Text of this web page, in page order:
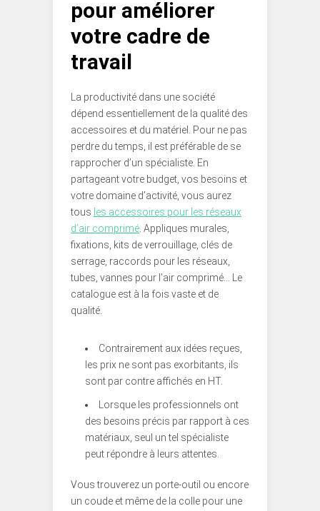
pour améliorer
votre cadre de
travail
La productivité dans une société
dépend essentiellement de la qualité des
accessoires et du matériel. Pour ne pas
perdre du temps, il est préférable de se
rapprocher d’un spécialiste. En
partageant votre budget, vos besoins et
votre domaine d’activité, vous aurez
tous les accessoires pour les réseaux
d’air comprimé . Appliques murales,
fixations, kits de verrouillage, clés de
serrage, raccords pour les réseaux,
tubes, vannes pour l’air comprimé… Le
catalogue est à la fois vaste et de
qualité.
Contrairement aux idées reçues,
les prix ne sont pas exorbitants, ils
sont par contre affichés en HT.
Lorsque les professionnels ont
des besoins précis par rapport à ces
matériaux, seul un tel spécialiste
peut répondre à leurs attentes.
Vous trouverez un porte-outil ou encore
un coude et même de la colle pour une